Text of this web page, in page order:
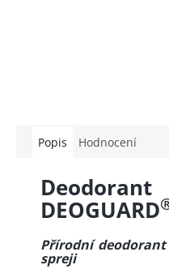
Popis Hodnocení
DEOGUARD
Přírodní
spreji